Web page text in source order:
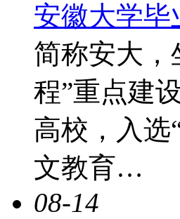
安徽大学毕
简称安大，
程”重点建
高校，入选
文教育…
08-14